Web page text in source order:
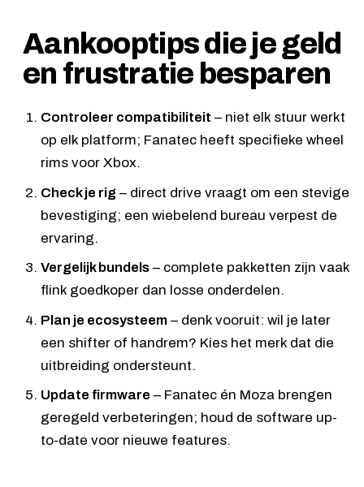
Aankooptips die je geld
en frustratie besparen
Controleer compatibiliteit – niet elk stuur werkt
op elk platform; Fanatec heeft specifieke wheel
rims voor Xbox.
Check je rig – direct drive vraagt om een stevige
bevestiging; een wiebelend bureau verpest de
ervaring.
Vergelijk bundels – complete pakketten zijn vaak
flink goedkoper dan losse onderdelen.
Plan je ecosysteem – denk vooruit: wil je later
een shifter of handrem? Kies het merk dat die
uitbreiding ondersteunt.
Update firmware – Fanatec én Moza brengen
geregeld verbeteringen; houd de software up-
to-date voor nieuwe features.